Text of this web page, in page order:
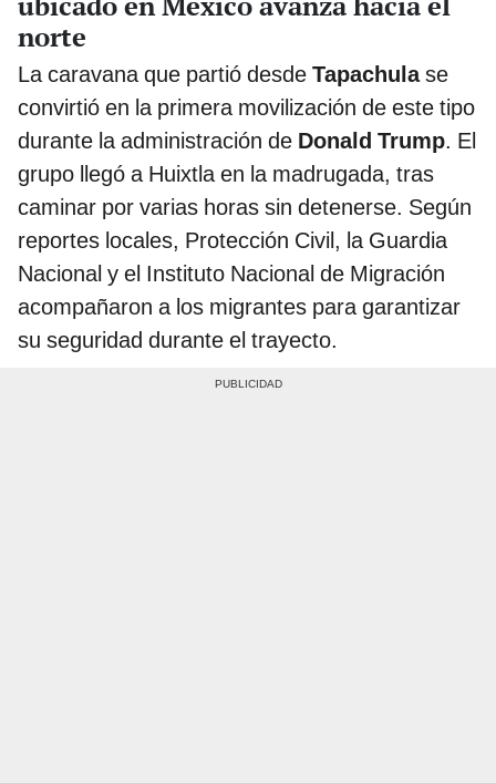
norte
La caravana que partió desde Tapachulase
convirtió en la primera movilización de este tipo
durante la administración de Donald Trump. El
grupo llegó a Huixtla en la madrugada, tras
caminar por varias horas sin detenerse. Según
reportes locales, Protección Civil, la Guardia
Nacional y el Instituto Nacional de Migración
acompañaron a los migrantes para garantizar
su seguridad durante el trayecto.